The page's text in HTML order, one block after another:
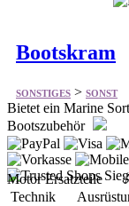
Bootskram
SONSTIGES > SONST
Bietet ein Marine
Bootszubehör
Motor Ersatzteile
Technik